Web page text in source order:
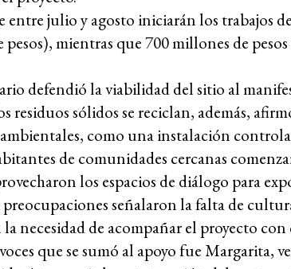
entre julio y agosto iniciarán los trabajos
mientras que 700 millones de
defendió la viabilidad del sitio al
residuos sólidos se reciclan, además,
como una instalación
de comunidades cercanas
los espacios de diálogo para
señalaron la falta de
necesidad de acompañar el proyecto
que se sumó al apoyo fue Margarita,